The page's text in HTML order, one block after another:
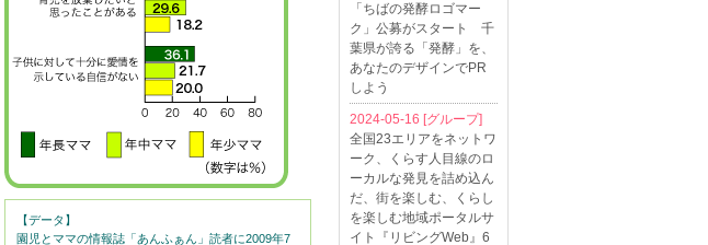
【データ】
園児とママの情報誌「あんふぁん」読者に2009年7
「ちばの発酵ロゴマー
ク」公募がスタート 千
葉県が誇る「発酵」を、
あなたのデザインでPR
しよう
2024-05-16 [グループ]
全国23エリアをネットワ
ーク、くらす人目線のロ
ーカルな発見を詰め込ん
だ、街を楽しむ、くらし
を楽しむ地域ポータルサ
イト『リビングWeb』6